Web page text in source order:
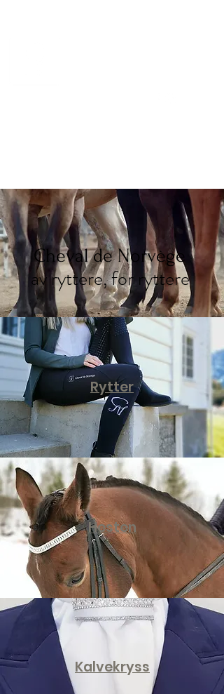
Cheval de Norvège
av ryttere, for ryttere
Rytter
Hesten
Kalvekryss